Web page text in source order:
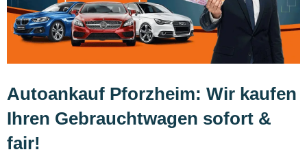
Autoankauf Pforzheim: Wir kaufen
Ihren Gebrauchtwagen sofort &
fair!